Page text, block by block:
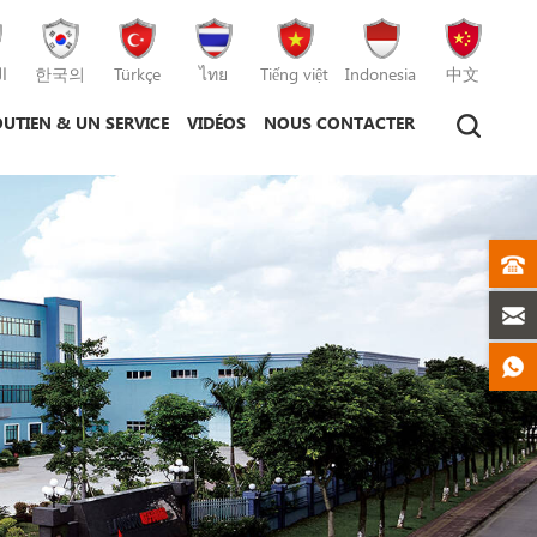
한국의 Türkçe ไทย Tiếng việt Indonesia 中文
& UN SERVICE VIDÉOS NOUS CONTACTER